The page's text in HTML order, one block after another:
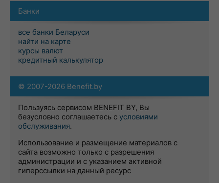
Банки
все банки Беларуси
найти на карте
курсы валют
кредитный калькулятор
© 2007-2026 Benefit.by
Пользуясь сервисом BENEFIT BY, Вы
безусловно соглашаетесь с условиями
обслуживания.
Использование и размещение материалов с
сайта возможно только с разрешения
администрации и с указанием активной
гиперссылки на данный ресурс